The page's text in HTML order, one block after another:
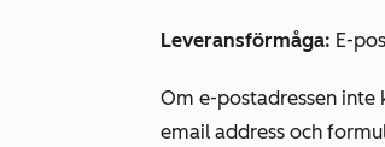
Leveransförmåga: E-
Om e-postadressen inte
email address och